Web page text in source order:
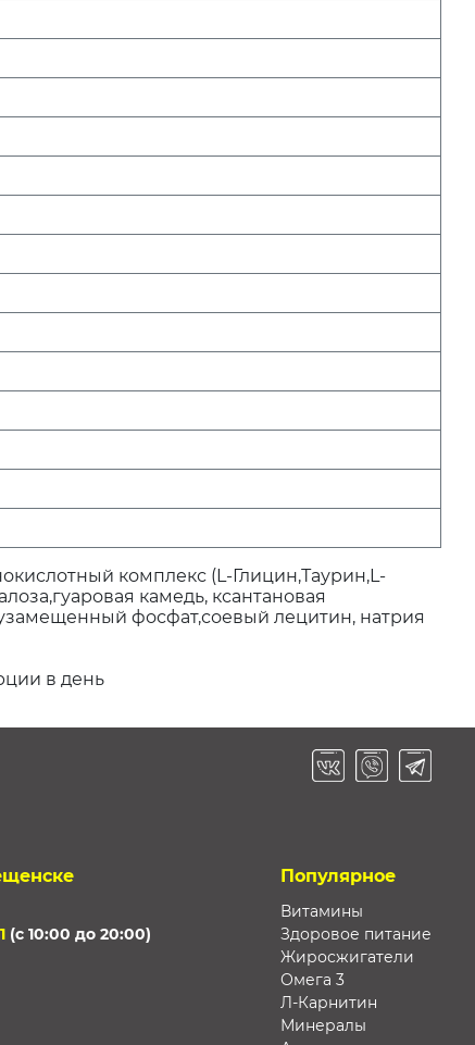
комплекс (L-Глицин,Таурин,L-
камедь, ксантановая
фосфат,соевый лецитин, натрия
в день
(с 10:00 до 20:00)
Популярное
Витамины
Здоровое питание
Жиросжигатели
Омега 3
Л-Карнитин
Минералы